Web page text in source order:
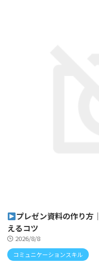
プレゼン資料の作り方
えるコツ
2026/8/8
コミュニケーションスキル